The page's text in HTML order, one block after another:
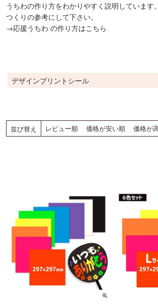
うちわの作り方をわかりやすく説明しています
つくりの参考にして下さい。
→応援うちわ の作り方はこちら
デザインプリントシール
並び替え レビュー順 価格が安い順 価格が